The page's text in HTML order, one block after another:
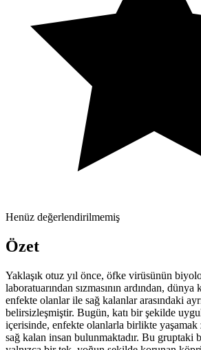
Henüz değerlendirilmemiş
Özet
Yaklaşık otuz yıl önce, öfke virüsünün
laboratuarından sızmasının ardından, dünya
enfekte olanlar ile sağ kalanlar arasındaki
belirsizleşmiştir. Bugün, katı bir şekilde
içerisinde, enfekte olanlarla birlikte
sağ kalan insan bulunmaktadır. Bu gruptaki